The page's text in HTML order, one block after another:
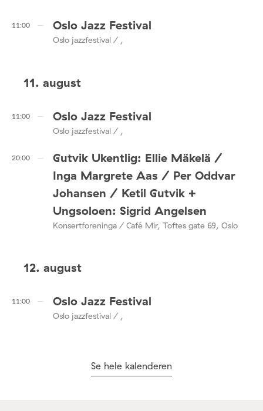
11:00 Oslo Jazz Festival
Oslo jazzfestival / ,
11. august
11:00 Oslo Jazz Festival
Oslo jazzfestival / ,
20:00
Gutvik Ukentlig: Ellie Mäkelä /
Inga Margrete Aas / Per Oddvar
Johansen / Ketil Gutvik +
Ungsoloen: Sigrid Angelsen
Konsertforeninga / Café Mir, Toftes gate 69, Oslo
12. august
11:00 Oslo Jazz Festival
Oslo jazzfestival / ,
Se hele kalenderen